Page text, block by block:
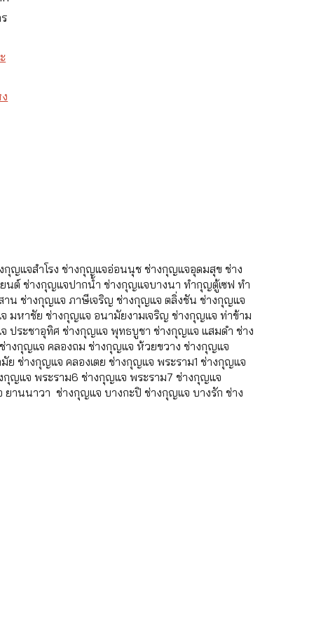
ญแจสำโรง ช่างกุญแจอ่อนนุช ช่างกุญแจอุดมสุข ช่าง
ต์ ช่างกุญแจปากน้ำ ช่างกุญแจบางนา ทำกุญตู้เซฟ ทำ
น ช่างกุญแจ ภาษีเจริญ ช่างกุญแจ ตลิ่งชัน ช่างกุญแจ
มหาชัย ช่างกุญแจ อนามัยงามเจริญ ช่างกุญแจ ท่าข้าม
ระชาอุทิศ ช่างกุญแจ พุทธบูชา ช่างกุญแจ แสมดำ ช่าง
งกุญแจ คลองถม ช่างกุญแจ ห้วยขวาง ช่างกุญแจ
ช่างกุญแจ คลองเตย ช่างกุญแจ พระราม1 ช่างกุญแจ
ญแจ พระราม6 ช่างกุญแจ พระราม7 ช่างกุญแจ
านนาวา ช่างกุญแจ บางกะปิ ช่างกุญแจ บางรัก ช่าง